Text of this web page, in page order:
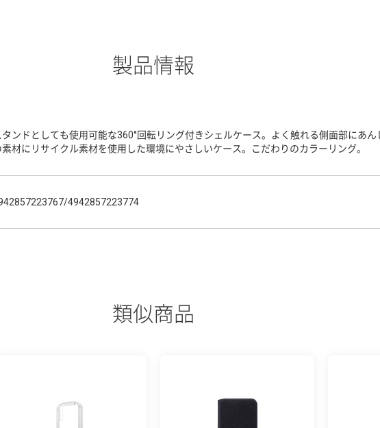
製品情報
タンドとしても使用可能な360°回転リング付きシェルケース。よく触れる側面部にあ
素材にリサイクル素材を使用した環境にやさしいケース。こだわりのカラーリング。
4942857223774
類似商品